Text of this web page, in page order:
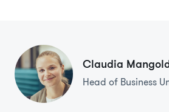
Claudia
Head of Business